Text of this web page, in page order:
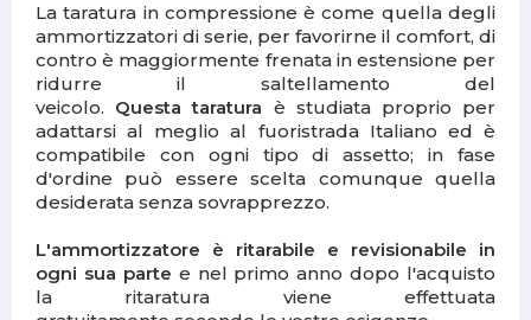
La taratura in compressione è come quella degli
ammortizzatori di serie, per favorirne il comfort, di
contro è maggiormente frenata in estensione per
ridurre il saltellamento del
veicolo. Questa taratura è studiata proprio per
adattarsi al meglio al fuoristrada Italiano ed è
compatibile con ogni tipo di assetto; in fase
d'ordine può essere scelta comunque quella
desiderata senza sovrapprezzo.
L'ammortizzatore è ritarabile e revisionabile in
ogni sua parte e nel primo anno dopo l'acquisto
la ritaratura viene effettuata